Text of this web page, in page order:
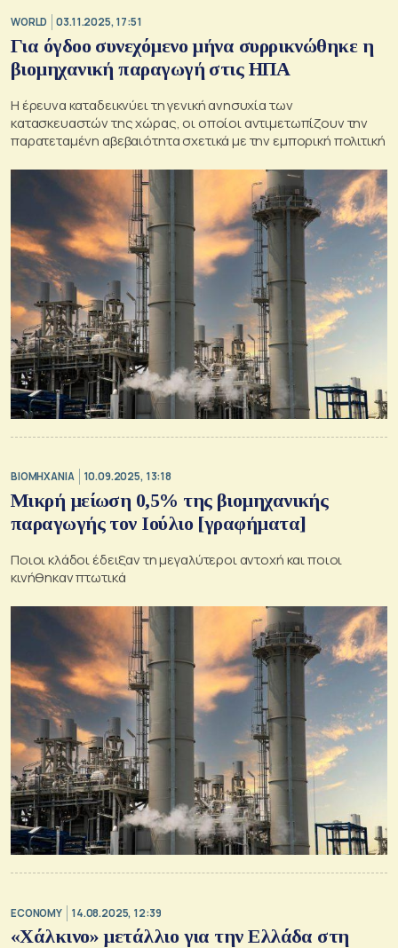
WORLD 03.11.2025, 17:51
Για όγδοο συνεχόμενο μήνα συρρικνώθηκε η
βιομηχανική παραγωγή στις ΗΠΑ
Η έρευνα καταδεικνύει τη γενική ανησυχία των
κατασκευαστών της χώρας, οι οποίοι αντιμετωπίζουν την
παρατεταμένη αβεβαιότητα σχετικά με την εμπορική πολιτική
ΒΙΟΜΗΧΑΝΙΑ 10.09.2025, 13:18
Μικρή μείωση 0,5% της βιομηχανικής
παραγωγής τον Ιούλιο [γραφήματα]
Ποιοι κλάδοι έδειξαν τη μεγαλύτεροι αντοχή και ποιοι
κινήθηκαν πτωτικά
ECONOMY 14.08.2025, 12:39
«Χάλκινο» μετάλλιο για την Ελλάδα στη